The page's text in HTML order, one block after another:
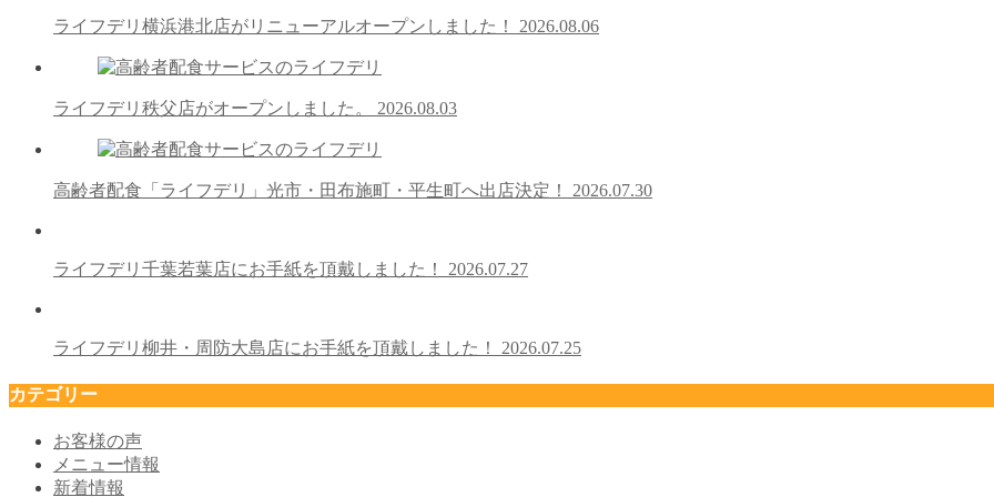
ライフデリ横浜港北店がリニューアルオープンしました！ 2026.08.06
ライフデリ秩父店がオープンしました。 2026.08.03
高齢者配食「ライフデリ」光市・田布施町・平生町へ出店決定！ 2026.07.30
ライフデリ千葉若葉店にお手紙を頂戴しました！ 2026.07.27
ライフデリ柳井・周防大島店にお手紙を頂戴しました！ 2026.07.25
カテゴリー
お客様の声
メニュー情報
新着情報